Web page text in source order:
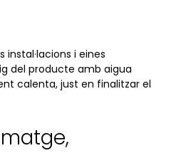
instal·lacions i eines
del producte amb aigua
calenta, just en finalitzar el